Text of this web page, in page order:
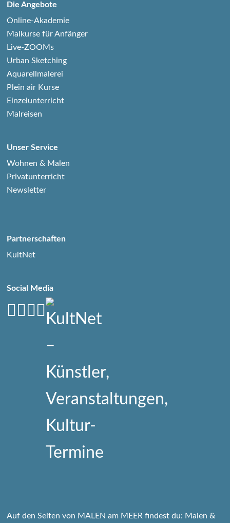
Die Angebote
Online-Akademie
Malkurse für Anfänger
Live-ZOOMs
Urban Sketching
Aquarellmalerei
Plein air Kurse
Einzelunterricht
Malreisen
Unser Service
Wohnen & Malen
Privatunterricht
Newsletter
Partnerschaften
KultNet
Social Media
Auf den Seiten von MALEN am MEER findest du: Malen &